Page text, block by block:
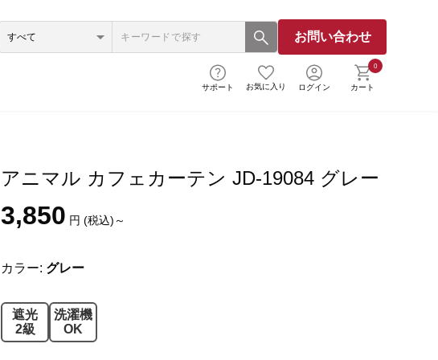
お問い合わせ
サポート お気に入り ログイン
0
カート
アニマル カフェカーテン JD-19084 グレー
3,850 円 (税込)～
カラー: グレー
遮光
2級
洗濯機
OK